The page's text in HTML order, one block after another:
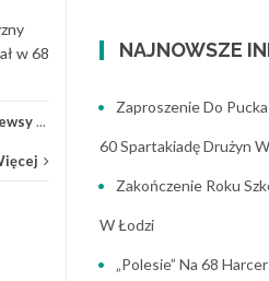
w 68
...
NAJNOWSZE
Zaproszenie Do
60 Spartakiadę Drużyn
Zakończenie Roku
W Łodzi
„Polesie” Na 68